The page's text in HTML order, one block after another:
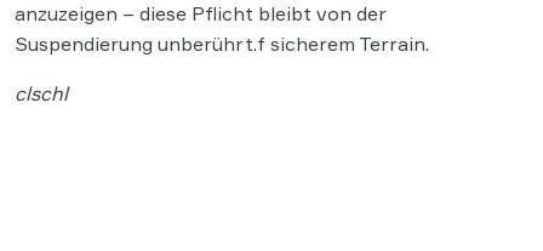
anzuzeigen – diese Pflicht bleibt von der
Suspendierung unberührt.f sicherem Terrain.
clschl